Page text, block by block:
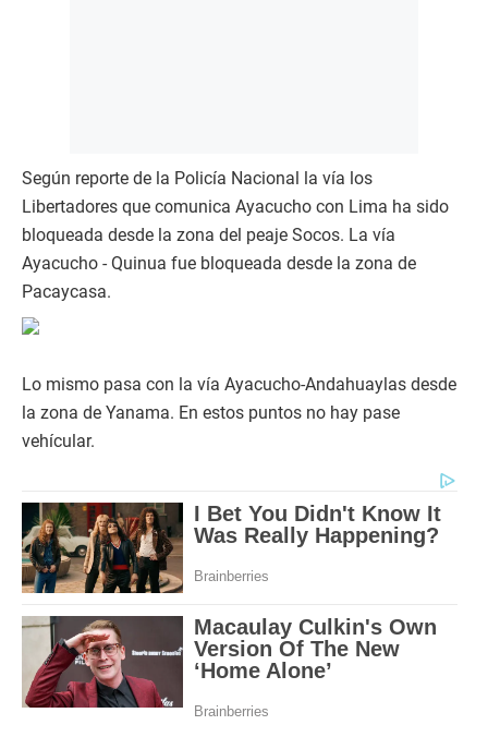
Según reporte de la Policía Nacional la vía los
Libertadores que comunica Ayacucho con Lima ha sido
bloqueada desde la zona del peaje Socos. La vía
Ayacucho - Quinua fue bloqueada desde la zona de
Pacaycasa.
Lo mismo pasa con la vía Ayacucho-Andahuaylas desde
la zona de Yanama. En estos puntos no hay pase
vehícular.